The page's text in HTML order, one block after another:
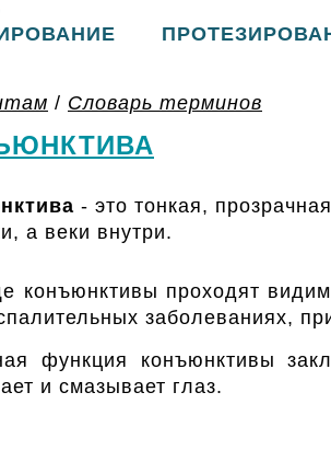
/ Словарь терминов
- это тонкая,
а веки внутри.
конъюнктивы проходят
заболеваниях,
функция конъюнктивы
и смазывает глаз.